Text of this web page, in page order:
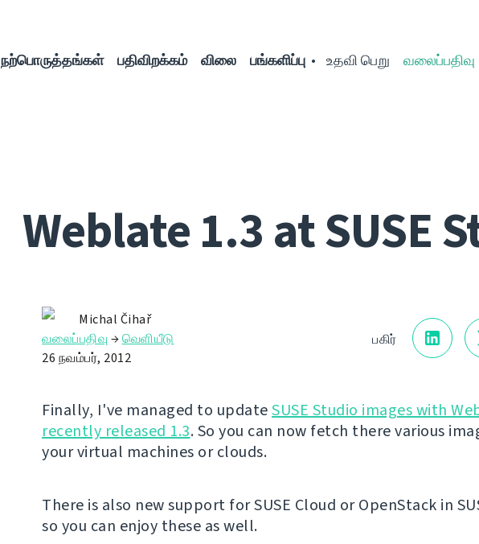
நற்பொருத்தங்கள் பதிவிறக்கம் விலை பங்களிப்பு உதவி பெறு வலைப்பதிவு
Weblate 1.3 at SUSE
பகிர்
Michal Čihař
வலைப்பதிவு →வெளியீடு
26 நவம்பர், 2012
Finally, I've managed to updateSUSE Studio images with
recently released 1.3. So you can now fetch there various
your virtual machines or clouds.
There is also new support for SUSE Cloud or OpenStack in
so you can enjoy these as well.